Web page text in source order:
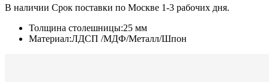
В наличии Срок поставки по Москве 1-3 рабочих дня.
Толщина столешницы:25 мм
Материал:ЛДСП /МДФ/Металл/Шпон